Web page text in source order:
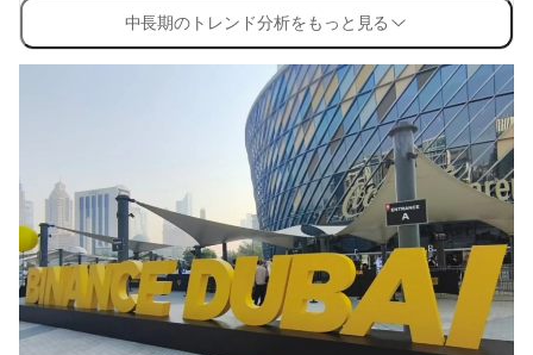
中長期のトレンド分析をもっと見る